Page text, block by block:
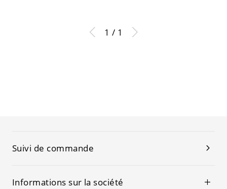
1 / 1
Suivi de commande
Informations sur la société